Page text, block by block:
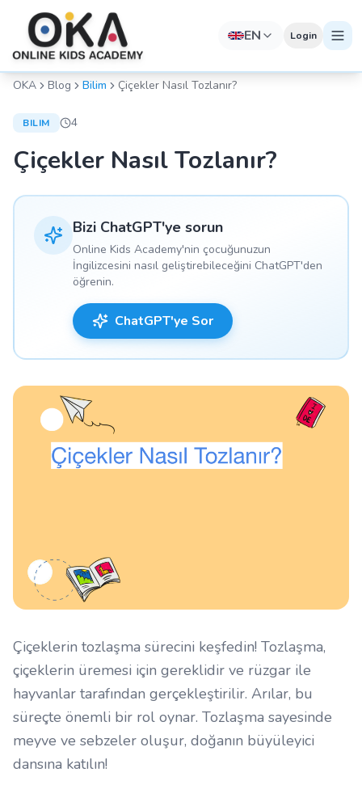
EN Login
OKA Blog Bilim Çiçekler Nasıl Tozlanır?
BILIM 4
Çiçekler Nasıl Tozlanır?
Bizi ChatGPT'ye sorun
Online Kids Academy'nin çocuğunuzun
İngilizcesini nasıl geliştirebileceğini ChatGPT'den
öğrenin.
ChatGPT'ye Sor
Çiçeklerin tozlaşma sürecini keşfedin! Tozlaşma,
çiçeklerin üremesi için gereklidir ve rüzgar ile
hayvanlar tarafından gerçekleştirilir. Arılar, bu
süreçte önemli bir rol oynar. Tozlaşma sayesinde
meyve ve sebzeler oluşur, doğanın büyüleyici
dansına katılın!